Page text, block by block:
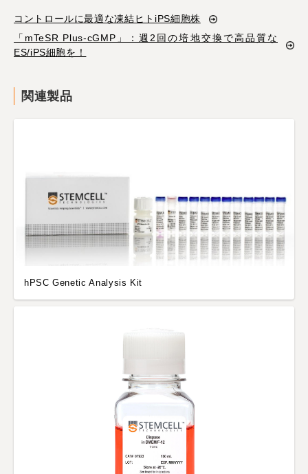
コントロールに最適な凍結ヒトiPS細胞株
「mTeSR Plus-cGMP」：週2回の培地交換で高品質な
ES/iPS細胞を！
関連製品
hPSC Genetic Analysis Kit